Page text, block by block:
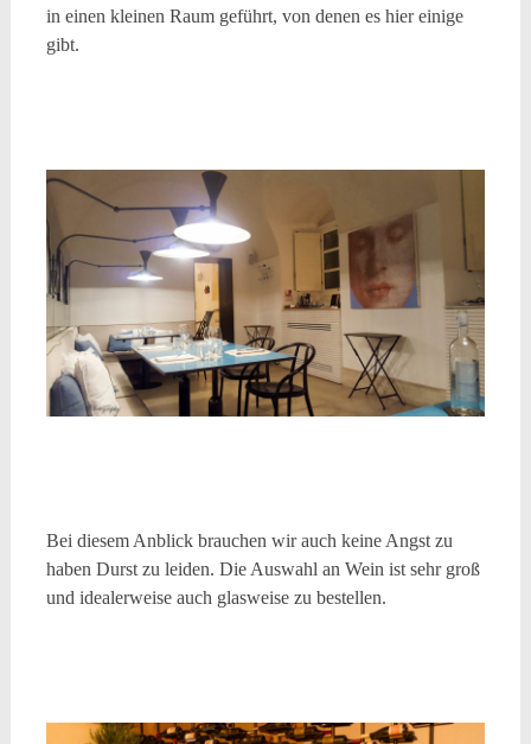
in einen kleinen Raum geführt, von denen es hier einige
gibt.
Bei diesem Anblick brauchen wir auch keine Angst zu
haben Durst zu leiden. Die Auswahl an Wein ist sehr groß
und idealerweise auch glasweise zu bestellen.